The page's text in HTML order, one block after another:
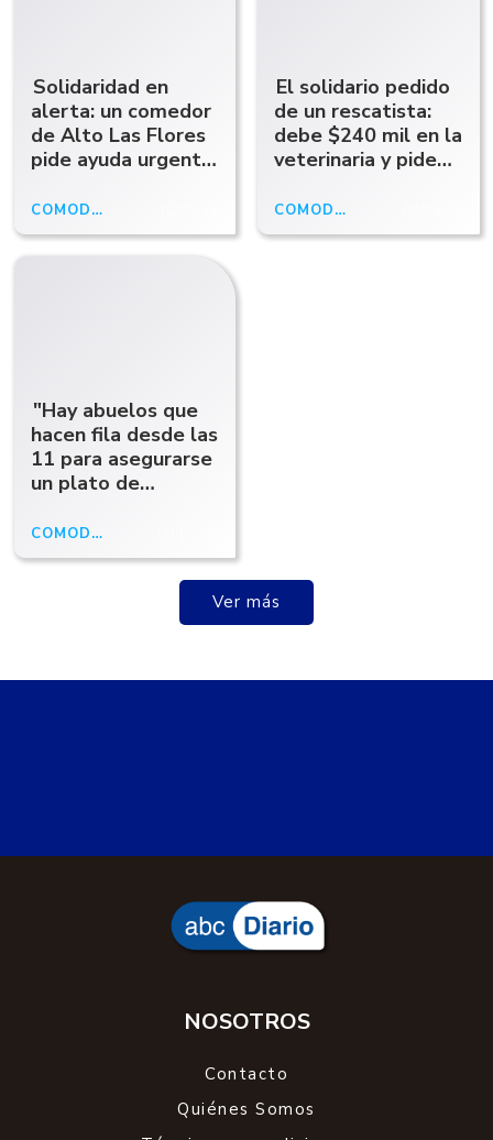
Solidaridad en
alerta: un comedor
de Alto Las Flores
pide ayuda urgente
COMODORO
El solidario pedido
de un rescatista:
debe $240 mil en la
veterinaria y pide
atendiendo a los
animales
COMODORO RIVADAVIA
"Hay abuelos que
hacen fila desde las
11 para asegurarse
un plato de
dramática situación
de un comedor en
COMODORO RIVADAVIA
Ver más
NOSOTROS
Contacto
Quiénes Somos